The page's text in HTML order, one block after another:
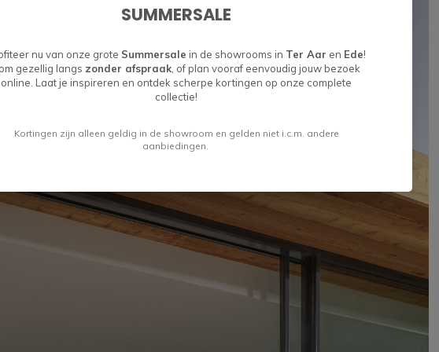
SUMMERSALE
nu van onze grote Summersale in de showrooms in Ter Aar en Ede!
gezellig langs zonder afspraak , of plan vooraf eenvoudig jouw bezoek
online. Laat je inspireren en ontdek scherpe kortingen op onze complete
collectie!
Kortingen zijn alleen geldig in de showroom en gelden niet i.c.m. andere
aanbiedingen.